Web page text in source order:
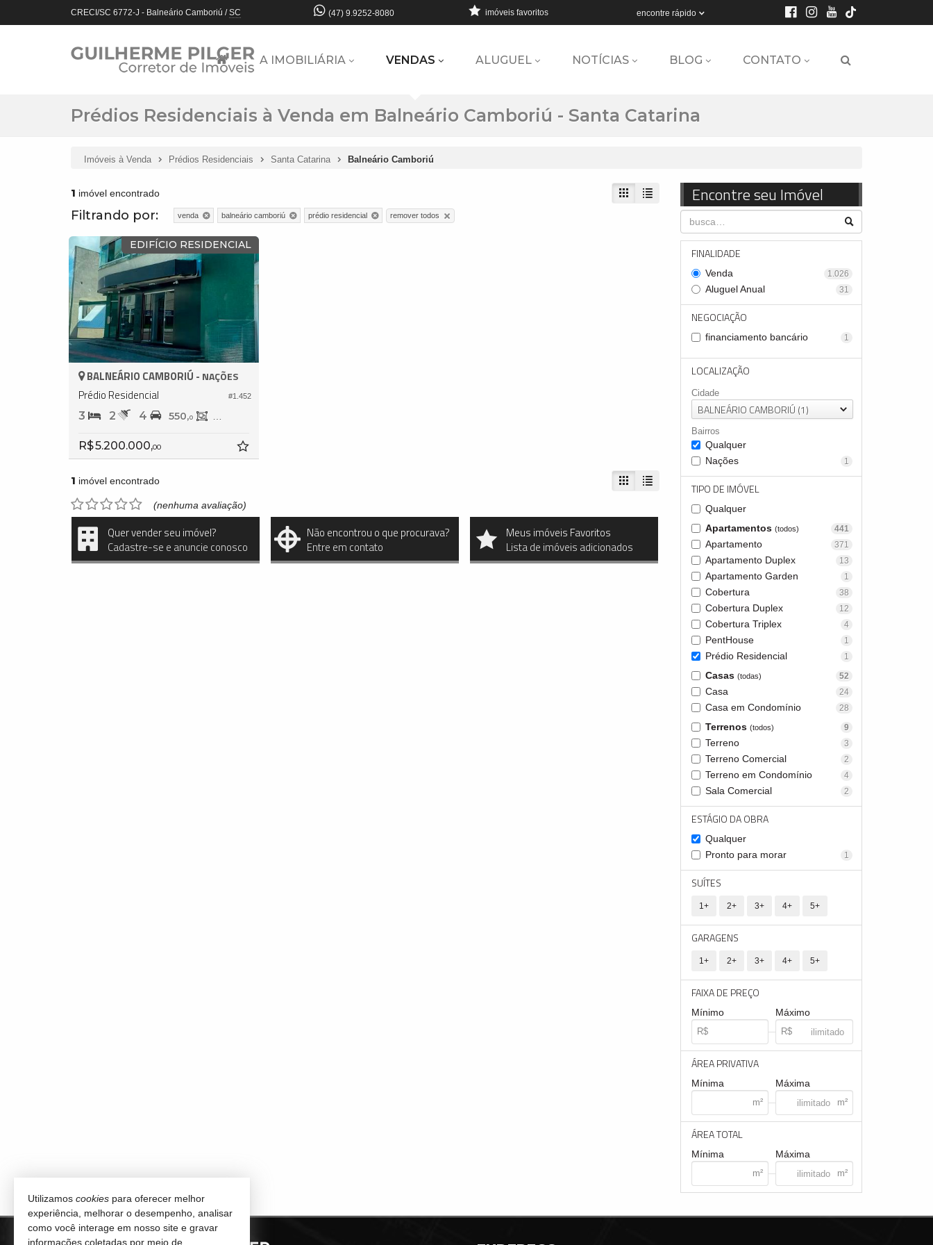
CRECI/SC 6772-J - Balneário Camboriú /SC (47) 9.9252-8080 encontre rápido
imóveis favoritos
A IMOBILIÁRIA VENDAS ALUGUEL NOTÍCIAS BLOG CONTATO
Prédios Residenciais à Venda em Balneário Camboriú - Santa Catarina
Imóveis à Venda Prédios Residenciais Santa Catarina Balneário Camboriú
Encontre seu Imóvel
FINALIDADE
Venda 1.026
Aluguel Anual 31
NEGOCIAÇÃO
financiamento bancário 1
LOCALIZAÇÃO
Cidade
BALNEÁRIO CAMBORIÚ (1)
Bairros
Qualquer
Nações
1
TIPO DE IMÓVEL
Qualquer
Apartamentos (todos) 441
Apartamento 371
Apartamento Duplex 13
Apartamento Garden 1
Cobertura 38
Cobertura Duplex 12
Cobertura Triplex 4
PentHouse 1
Prédio Residencial 1
Casas (todas) 52
Casa 24
Casa em Condomínio 28
Terrenos (todos) 9
Terreno 3
Terreno Comercial 2
Terreno em Condomínio 4
Sala Comercial 2
ESTÁGIO DA OBRA
Qualquer
Pronto para morar
1
SUÍTES
1+ 2+ 3+ 4+ 5+
GARAGENS
1+ 2+ 3+ 4+ 5+
FAIXA DE PREÇO
Mínimo Máximo
ÁREA PRIVATIVA
Mínima Máxima
ÁREA TOTAL
Mínima Máxima
1 imóvel encontrado
Filtrando por: venda balneário camboriú prédio residencial remover todos
EDIFÍCIO RESIDENCIAL
#1.452
BALNEÁRIO CAMBORIÚ - NAÇÕES
Prédio Residencial
3 2 4 550,0 272,
R$ 5.200.000,00
1 imóvel encontrado
(nenhuma avaliação)
Quer vender seu imóvel?
Cadastre-se e anuncie conosco
Não encontrou o que procurava?
Entre em contato
Meus imóveis Favoritos
Lista de imóveis adicionados
Utilizamos cookies para oferecer melhor
experiência, melhorar o desempenho, analisar
como você interage em nosso site e gravar
informações coletadas por meio de